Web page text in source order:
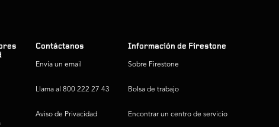
Contáctanos
Envía un email
Llama al 800 222 27 43
Aviso de Privacidad
Información de Firestone
Sobre Firestone
Bolsa de trabajo
Encontrar un centro de servicio